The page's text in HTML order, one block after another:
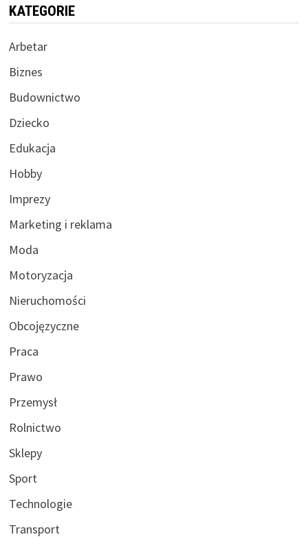
KATEGORIE
Arbetar
Biznes
Budownictwo
Dziecko
Edukacja
Hobby
Imprezy
Marketing i reklama
Moda
Motoryzacja
Nieruchomości
Obcojęzyczne
Praca
Prawo
Przemysł
Rolnictwo
Sklepy
Sport
Technologie
Transport